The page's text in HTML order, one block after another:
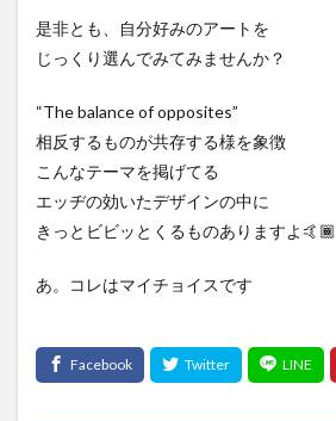
是非とも、自分好みのアートを
じっくり選んでみてみませんか？
“The balance of opposites”
相反するものが共存する様を象徴
こんなテーマを掲げてる
エッヂの効いたデザインの中に
きっとビビッとくるものありますよ🤙🏾
あ。コレはマイチョイスです